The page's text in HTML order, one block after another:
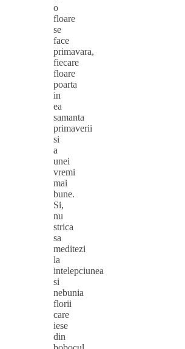
o
floare
se
face
primavara,
fiecare
floare
poarta
in
ea
samanta
primaverii
si
a
unei
vremi
mai
bune.
Si,
nu
strica
sa
meditezi
la
intelepciunea
si
nebunia
florii
care
iese
din